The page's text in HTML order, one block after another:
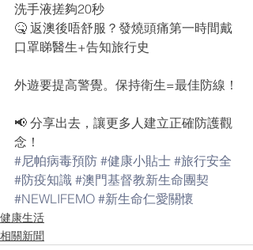
洗手液搓夠20秒
🤒 返澳後唔舒服？發燒頭痛第一時間戴
口罩睇醫生+告知旅行史
外遊要提高警覺。保持衛生=最佳防線！
📢 分享出去，讓更多人建立正確防護觀
念！
#尼帕病毒預防 #健康小貼士 #旅行安全
#防疫知識 #澳門基督教新生命團契
#NEWLIFEMO #新生命仁愛關懷
健康生活
相關新聞